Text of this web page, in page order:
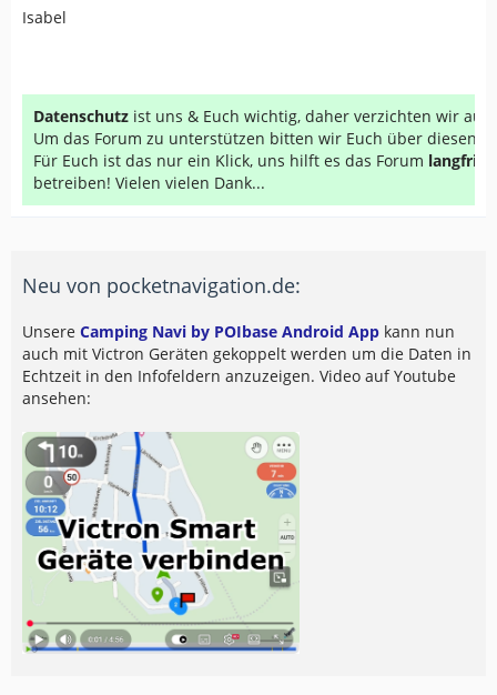
Isabel
Datenschutz ist uns & Euch wichtig, daher verzichten wir auf
Um das Forum zu unterstützen bitten wir Euch über diesen
Für Euch ist das nur ein Klick, uns hilft es das Forum
betreiben! Vielen vielen Dank...
Neu von pocketnavigation.de:
Unsere Camping Navi by POIbase Android App kann nun
auch mit Victron Geräten gekoppelt werden um die Daten in
Echtzeit in den Infofeldern anzuzeigen. Video auf Youtube
ansehen: